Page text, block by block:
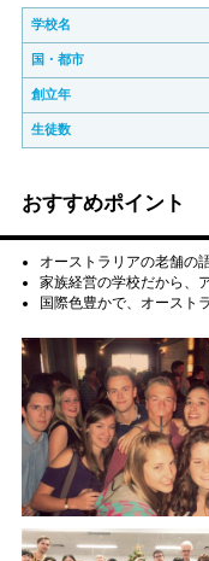
学校名
国・都市
創立年
生徒数
おすすめポイント
オーストラリアの老舗の
家族経営の学校だから、
国際色豊かで、オースト